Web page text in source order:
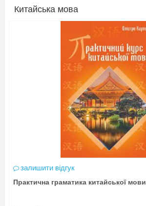
Китайська мова
залишити відгук
Практична граматика китайської мови